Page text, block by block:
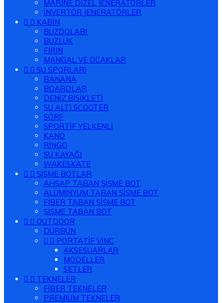
MARINE DİZEL JENERATÖRLER
İNVERTÖR JENERATÖRLER
  KABİN
BUZDOLABI
BUZLUK
FIRIN
MANGAL VE OCAKLAR
  SU SPORLARI
BANANA
BOARDLAR
DENİZ BİSİKLETİ
SU ALTI SCOOTER
SÖRF
SPORTİF YELKENLİ
KANO
RİNGO
SU KAYAĞI
WAKESKATE
  ŞİŞME BOTLAR
AHŞAP TABAN ŞİŞME BOT
ALÜMİNYUM TABAN ŞİŞME BOT
FİBER TABAN ŞİŞME BOT
ŞİŞME TABAN BOT
  OUTDOOR
DÜRBÜN
  PORTATİF VİNÇ
AKSESUARLAR
MODELLER
SETLER
  TEKNELER
FİBER TEKNELER
PREMIUM TEKNELER